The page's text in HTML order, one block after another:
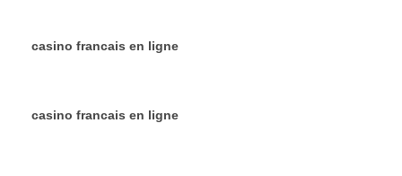
casino francais en ligne
casino francais en ligne